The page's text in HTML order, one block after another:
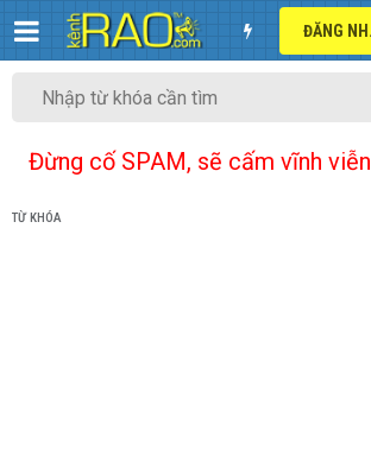
Đừng cố SPAM, sẽ cấm vĩnh
TỪ KHÓA